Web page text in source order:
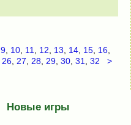
9 10 11 12 13 14 15 16
26 27 28 29 30 31 32
>
Новые игры